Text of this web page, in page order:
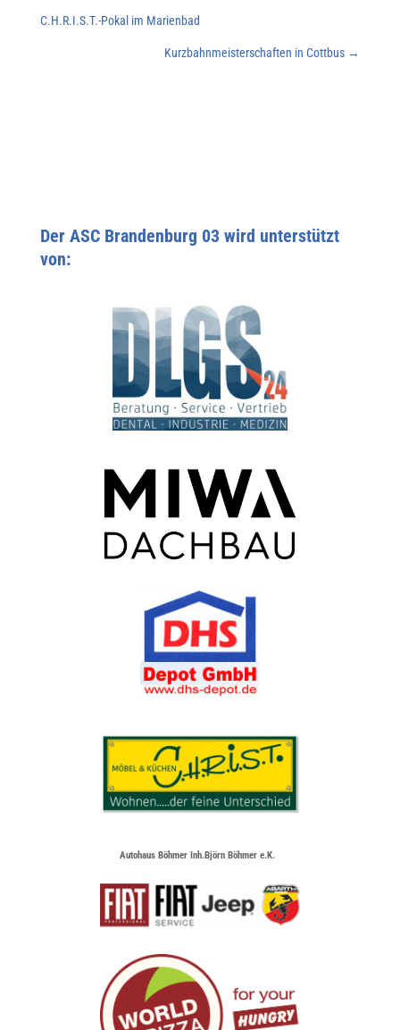
C.H.R.I.S.T.-Pokal im Marienbad
Kurzbahnmeisterschaften in Cottbus →
Der ASC Brandenburg 03 wird unterstützt
von:
Autohaus Böhmer Inh.Björn Böhmer e.K.